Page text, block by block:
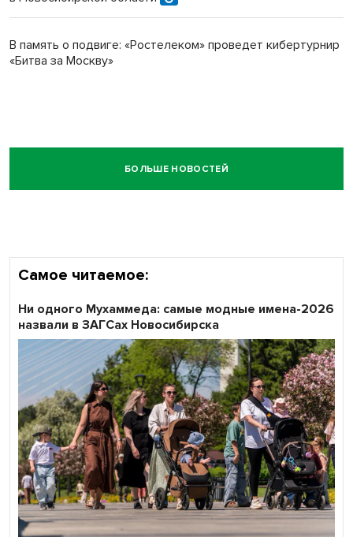
В память о подвиге: «Ростелеком» проведет кибертурнир
«Битва за Москву»
БОЛЬШЕ НОВОСТЕЙ
Самое читаемое:
Ни одного Мухаммеда: самые модные имена-2026
назвали в ЗАГСах Новосибирска